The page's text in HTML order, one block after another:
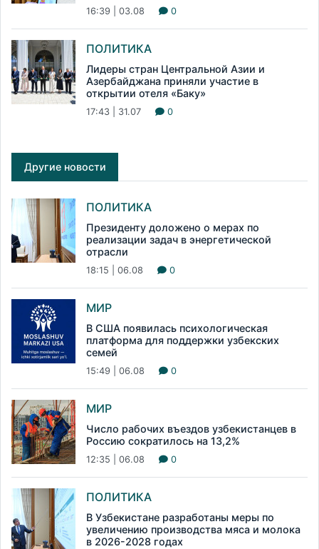
16:39 | 03.08 0
ПОЛИТИКА
Лидеры стран Центральной Азии и
Азербайджана приняли участие в
открытии отеля «Баку»
17:43 | 31.07 0
Другие новости
ПОЛИТИКА
Президенту доложено о мерах по
реализации задач в энергетической
отрасли
18:15 | 06.08 0
МИР
В США появилась психологическая
платформа для поддержки узбекских
семей
15:49 | 06.08 0
МИР
Число рабочих въездов узбекистанцев в
Россию сократилось на 13,2%
12:35 | 06.08 0
ПОЛИТИКА
В Узбекистане разработаны меры по
увеличению производства мяса и молока
в 2026-2028 годах